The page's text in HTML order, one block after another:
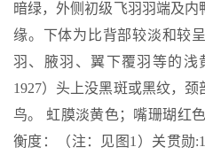
暗绿，外侧初级飞羽羽端及
缘。下体为比背部较淡和较
羽、腋羽、翼下覆羽等的浅
1927）头上没黑斑或黑纹，
鸟。 虹膜淡黄色；嘴珊瑚红
衡度：（注：见图1）关贯勋